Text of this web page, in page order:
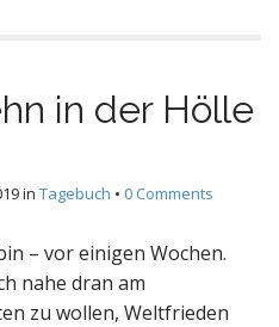
in der Hölle
in Tagebuch • 0 Comments
– vor einigen Wochen.
nahe dran am
zu wollen, Weltfrieden